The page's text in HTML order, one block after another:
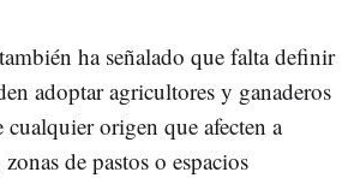
ha señalado que falta definir
adoptar agricultores y ganaderos
cualquier origen que afecten a
de pastos o espacios